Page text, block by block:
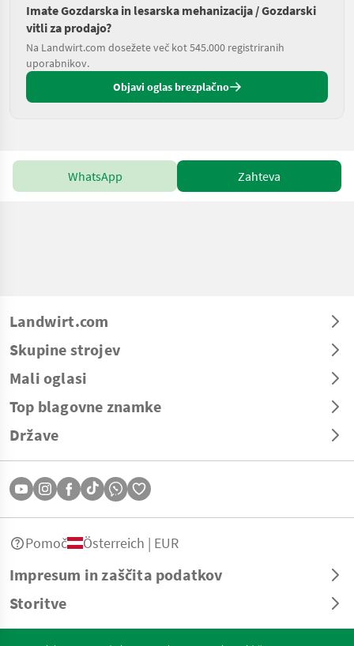
Imate Gozdarska in lesarska mehanizacija / Gozdarski
vitli za prodajo?
Na Landwirt.com dosežete več kot 545.000 registriranih
uporabnikov.
Objavi oglas brezplačno
WhatsApp Zahteva
Landwirt.com
Skupine strojev
Mali oglasi
Top blagovne znamke
Države
Impresum in zaščita podatkov
Storitve
Pomoč Österreich | EUR